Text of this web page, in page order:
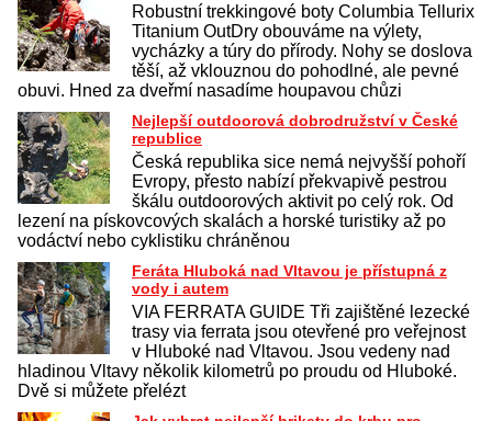
Robustní trekkingové boty Columbia Tellurix
Titanium OutDry obouváme na výlety,
vycházky a túry do přírody. Nohy se doslova
těší, až vklouznou do pohodlné, ale pevné
obuvi. Hned za dveřmí nasadíme houpavou chůzi
Nejlepší outdoorová dobrodružství v České
republice
Česká republika sice nemá nejvyšší pohoří
Evropy, přesto nabízí překvapivě pestrou
škálu outdoorových aktivit po celý rok. Od
lezení na pískovcových skalách a horské turistiky až po
vodáctví nebo cyklistiku chráněnou
Feráta Hluboká nad Vltavou je přístupná z
vody i autem
VIA FERRATA GUIDE Tři zajištěné lezecké
trasy via ferrata jsou otevřené pro veřejnost
v Hluboké nad Vltavou. Jsou vedeny nad
hladinou Vltavy několik kilometrů po proudu od Hluboké.
Dvě si můžete přelézt